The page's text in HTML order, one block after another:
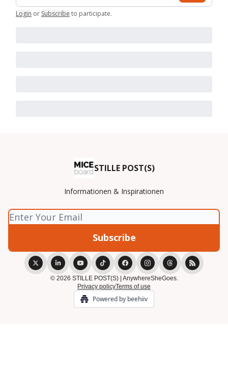
Login or Subscribe to participate.
STILLE POST(S)
Informationen & Inspirationen
© 2026 STILLE POST(S) | AnywhereSheGoes.
Privacy policyTerms of use
Powered by beehiiv